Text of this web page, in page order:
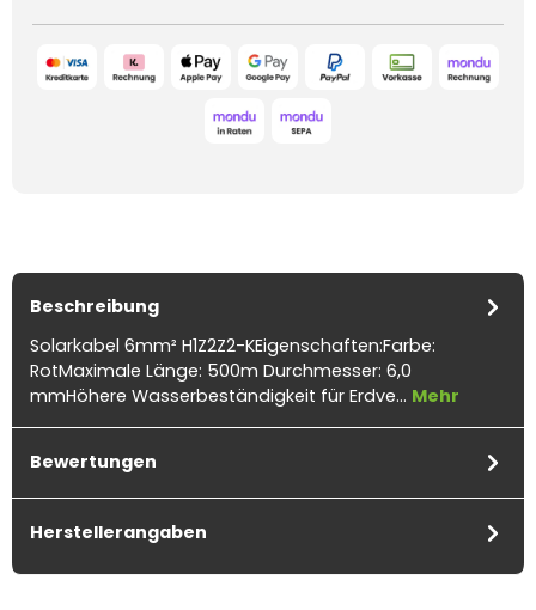
Beschreibung
Solarkabel 6mm² H1Z2Z2-KEigenschaften:Farbe:
RotMaximale Länge: 500m Durchmesser: 6,0
mmHöhere Wasserbeständigkeit für Erdve… Mehr
Bewertungen
Herstellerangaben